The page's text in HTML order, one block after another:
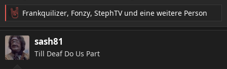
R
e
a
k
t
Frankquilizer, Fonzy, StephTVund eine weitere Person
sash81
Till Deaf Do Us Part